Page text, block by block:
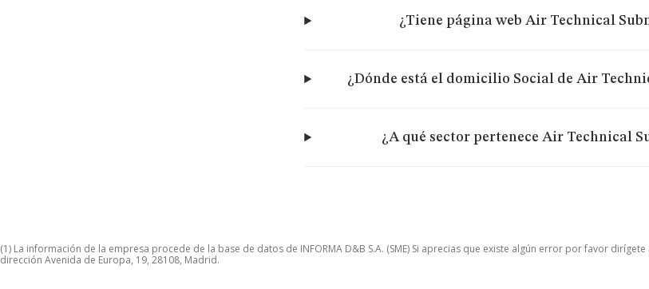
¿Tiene página web Air Technical
¿Dónde está el domicilio Social de Air
¿A qué sector pertenece Air Technical
(1) La información de la empresa procede de la base de datos de INFORMA D&B S.A. (SME) Si aprecias que existe algún error por favor
dirección Avenida de Europa, 19, 28108, Madrid.